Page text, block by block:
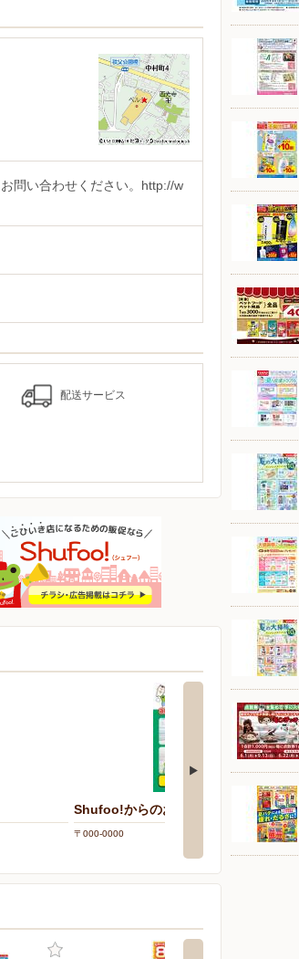
問い合わせください。http://w
配送サービス
Shufoo!からのお知らせ（埼玉エリア）
〒000-0000